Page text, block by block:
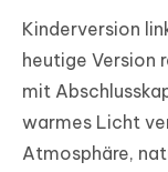
Kinderversion
heutige Version
mit
warmes Licht
Atmosphäre,